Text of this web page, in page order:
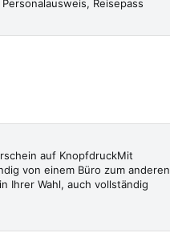
Reisepass
auf KnopfdruckMit
von einem Büro zum anderen
Ihrer Wahl, auch vollständig